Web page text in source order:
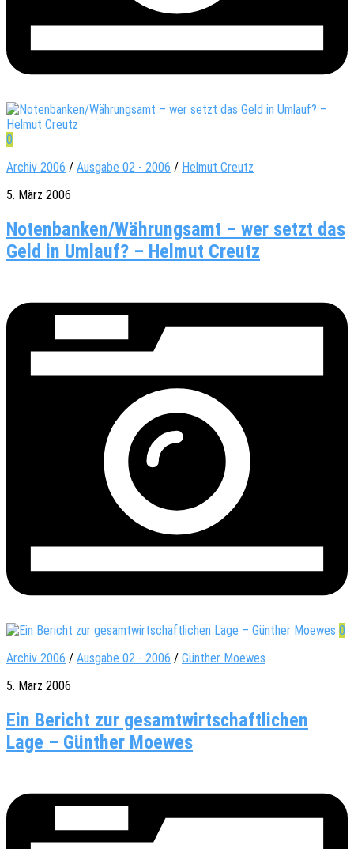
0
Archiv 2006 / Ausgabe 02 - 2006 / Helmut Creutz
5. März 2006
Notenbanken/Währungsamt – wer setzt das
Geld in Umlauf? – Helmut Creutz
0
Archiv 2006 / Ausgabe 02 - 2006 / Günther Moewes
5. März 2006
Ein Bericht zur gesamtwirtschaftlichen
Lage – Günther Moewes